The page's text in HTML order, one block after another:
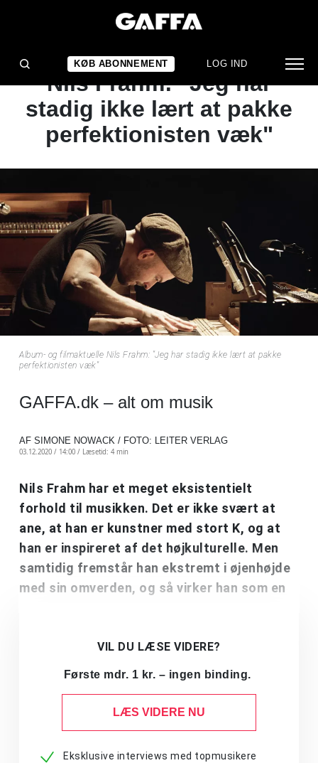
KØB ABONNEMENT LOG IND
ARTIKEL
Album- og filmaktuelle
Nils Frahm: "Jeg har
stadig ikke lært at pakke
perfektionisten væk"
Album- og filmaktuelle Nils Frahm: "Jeg har stadig ikke lært at pakke
perfektionisten væk"
GAFFA.dk – alt om musik
AF SIMONE NOWACK / FOTO: LEITER VERLAG
03.12.2020 / 14:00 / Læsetid: 4 min
Nils Frahm har et meget eksistentielt
forhold til musikken. Det er ikke svært at
ane, at han er kunstner med stort K, og at
han er inspireret af det højkulturelle. Men
samtidig fremstår han ekstremt i øjenhøjde
med sin omverden, og så virker han som en
VIL DU LÆSE VIDERE?
Første mdr. 1 kr. – ingen binding.
LÆS VIDERE NU
Eksklusive interviews med topmusikere